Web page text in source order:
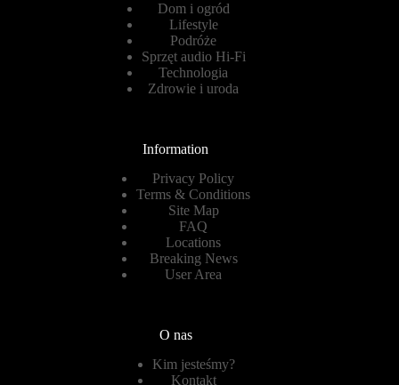
Dom i ogród
Lifestyle
Podróże
Sprzęt audio Hi-Fi
Technologia
Zdrowie i uroda
Information
Privacy Policy
Terms & Conditions
Site Map
FAQ
Locations
Breaking News
User Area
O nas
Kim jesteśmy?
Kontakt